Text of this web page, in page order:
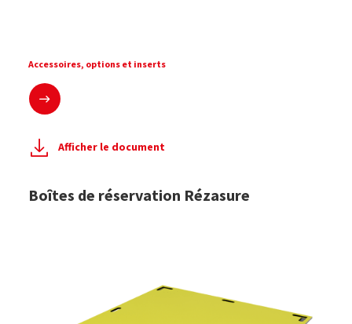
Accessoires, options et inserts
En savoir plus
Afficher le document
Boîtes de réservation Rézasure